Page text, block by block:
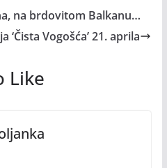
na brdovitom Balkanu…
‘Čista Vogošća’ 21. aprila
Like